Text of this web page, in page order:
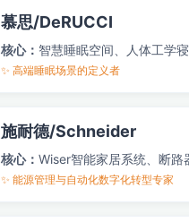
慕思/DeRUCCI
核心： 智慧睡眠空间、人体工学
✨ 高端睡眠场景的定义者
施耐德/Schneider
核心： Wiser智能家居系统、断路
✨ 能源管理与自动化数字化转型专家